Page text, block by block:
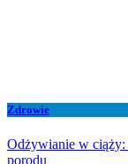
Zdrowie
Odżywianie w ciąży:
porodu